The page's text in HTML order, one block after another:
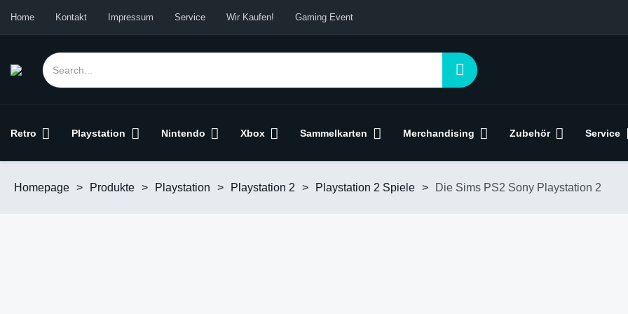
Home Kontakt Impressum Service Wir Kaufen! Gaming Event
Retro Playstation Nintendo Xbox Sammelkarten Merchandising Zubehör Service
Homepage > Produkte > Playstation > Playstation 2 > Playstation 2 Spiele > Die Sims PS2 Sony Playstation 2